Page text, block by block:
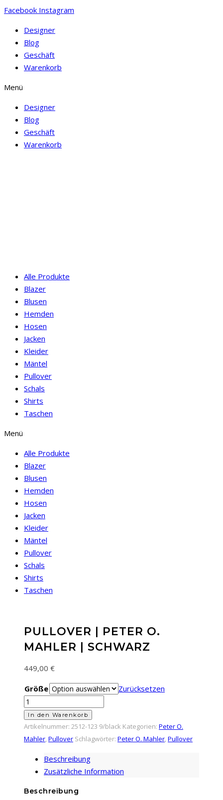
Facebook Instagram
Designer
Blog
Geschäft
Warenkorb
Menü
Designer
Blog
Geschäft
Warenkorb
Alle Produkte
Blazer
Blusen
Hemden
Hosen
Jacken
Kleider
Mäntel
Pullover
Schals
Shirts
Taschen
Menü
Alle Produkte
Blazer
Blusen
Hemden
Hosen
Jacken
Kleider
Mäntel
Pullover
Schals
Shirts
Taschen
PULLOVER | PETER O.
MAHLER | SCHWARZ
449,00 €
Größe
Zurücksetzen
Pullover
|
Peter
O.
Schwarz
Menge
In den Warenkorb
Artikelnummer: 2512-123 9/black Kategorien: Peter O.
Mahler,Pullover Schlagwörter: Peter O. Mahler,Pullover
Beschreibung
Zusätzliche Information
Beschreibung